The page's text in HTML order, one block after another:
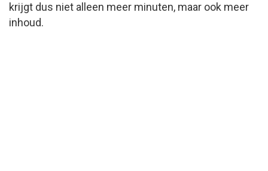
krijgt dus niet alleen meer minuten, maar ook meer
inhoud.